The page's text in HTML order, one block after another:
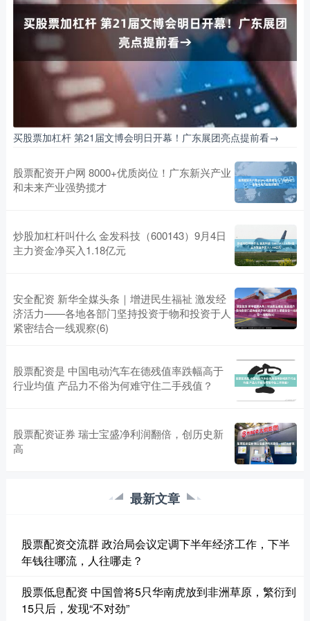
买股票加杠杆 第21届文博会明日开幕！广东展团亮点提前看→
股票配资开户网 8000+优质岗位！广东新兴产业
和未来产业强势揽才
炒股加杠杆叫什么 金发科技（600143）9月4日
主力资金净买入1.18亿元
安全配资 新华全媒头条｜增进民生福祉 激发经
济活力——各地各部门坚持投资于物和投资于人
紧密结合一线观察(6)
股票配资是 中国电动汽车在德残值率跌幅高于
行业均值 产品力不俗为何难守住二手残值？
股票配资证券 瑞士宝盛净利润翻倍，创历史新
高
最新文章
股票配资交流群 政治局会议定调下半年经济工作，下半
年钱往哪流，人往哪走？
股票低息配资 中国曾将5只华南虎放到非洲草原，繁衍到
15只后，发现“不对劲”